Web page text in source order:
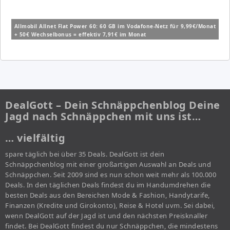
Allmobil Allnet Flat Power 60: 60 GB im Vodafone-Netz für 9,99€/Monat
+ 50€ Wechselbonus = effektiv 7,91€ im Monat
DealGott – Dein Schnäppchenblog Deine
Jagd nach Schnäppchen mit uns ist…
… vielfältig
spare täglich bei über 35 Deals. DealGott ist dein
Schnäppchenblog mit einer großartigen Auswahl an Deals und
Schnäppchen. Seit 2009 sind es nun schon weit mehr als 100.000
Deals. In den täglichen Deals findest du im Handumdrehen die
besten Deals aus den Bereichen Mode & Fashion, Handytarife,
Finanzen (Kredite und Girokonto), Reise & Hotel uvm. Sei dabei,
wenn DealGott auf der Jagd ist und den nächsten Preisknaller
findet. Bei DealGott findest du nur Schnäppchen, die mindestens